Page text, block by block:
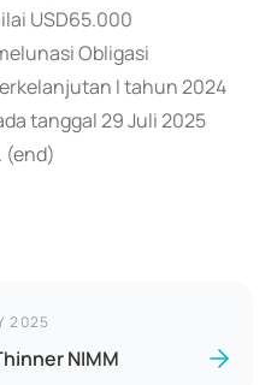
USD65.000
Obligasi
I tahun 2024
tanggal 29 Juli 2025
(end)
2025
NIMM